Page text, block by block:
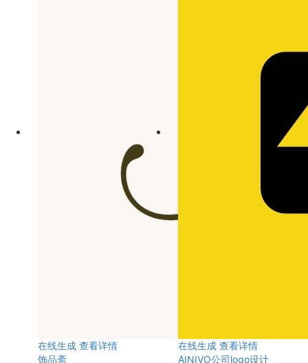
在线生成 查看详情
饰品斋
在线生成 查看详情
AINIVO公司logo设计